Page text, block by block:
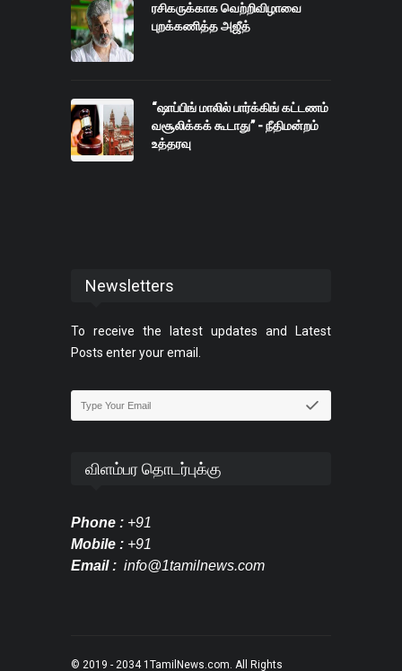
ரசிகருக்காக வெற்றிவிழாவை
புறக்கணித்த அஜீத்
“ஷாப்பிங் மாலில் பார்க்கிங் கட்டணம்
வசூலிக்கக் கூடாது” - நீதிமன்றம்
உத்தரவு
Newsletters
To receive the latest updates and Latest
Posts enter your email.
விளம்பர தொடர்புக்கு
Phone : +91
Mobile : +91
Email : info@1tamilnews.com
© 2019 - 2034 1TamilNews.com. All Rights